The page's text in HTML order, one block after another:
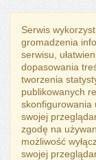
Serwis
gromadzenia
serwisu,
dopasowania
tworzenia
publikowanych
skonfigurowania
swojej
zgodę na
możliwość
swojej